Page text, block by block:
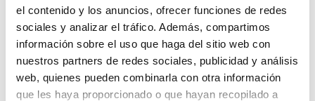
el contenido y los anuncios, ofrecer funciones de redes
sociales y analizar el tráfico. Además, compartimos
información sobre el uso que haga del sitio web con
nuestros partners de redes sociales, publicidad y análisis
web, quienes pueden combinarla con otra información
que les haya proporcionado o que hayan recopilado a
N° pocillos
Dimensiones An
x Al x Pr (mm)
8x340x190
Pack (u.)
10